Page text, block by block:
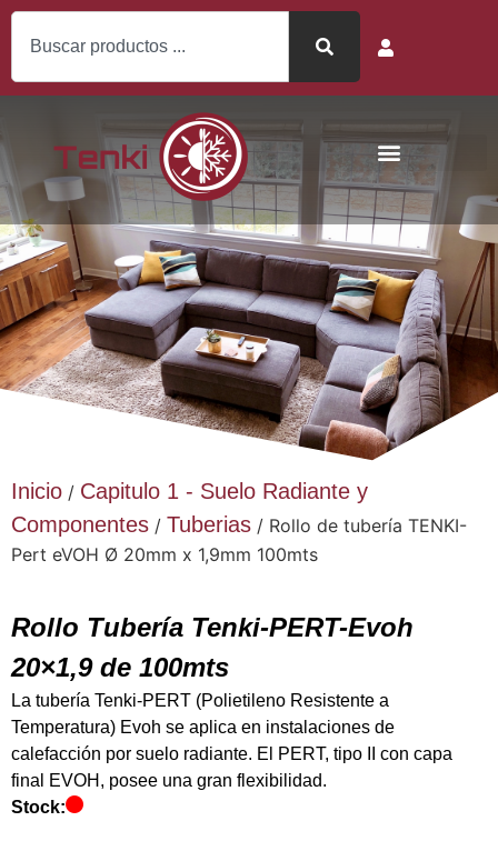
Inicio / Capitulo 1 - Suelo Radiante y
Componentes / Tuberias / Rollo de tubería TENKI-
Pert eVOH Ø 20mm x 1,9mm 100mts
Rollo Tubería Tenki-PERT-Evoh
20×1,9 de 100mts
La tubería Tenki-PERT (Polietileno Resistente a
Temperatura) Evoh se aplica en instalaciones de
calefacción por suelo radiante. El PERT, tipo II con capa
final EVOH, posee una gran flexibilidad.
Stock: